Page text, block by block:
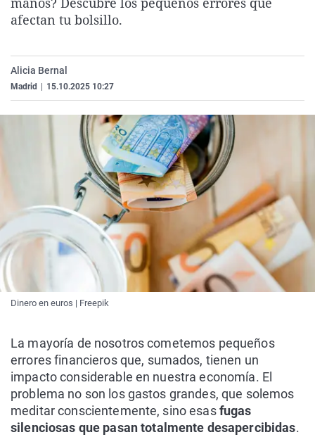
La rosa de los vientos
Como el perro y el
Caso
Equipo de
Extremadura
La Rioja
Virales
Elecciones
afectan tu bolsillo.
Alicia Bernal
Madrid 15.10.2025 10:27
Dinero en euros | Freepik
La mayoría de nosotros cometemos pequeños
errores financieros que, sumados, tienen un
impacto considerable en nuestra economía. El
problema no son los gastos grandes, que solemos
meditar conscientemente, sino esasfugas
silenciosas que pasan totalmente desapercibidas.